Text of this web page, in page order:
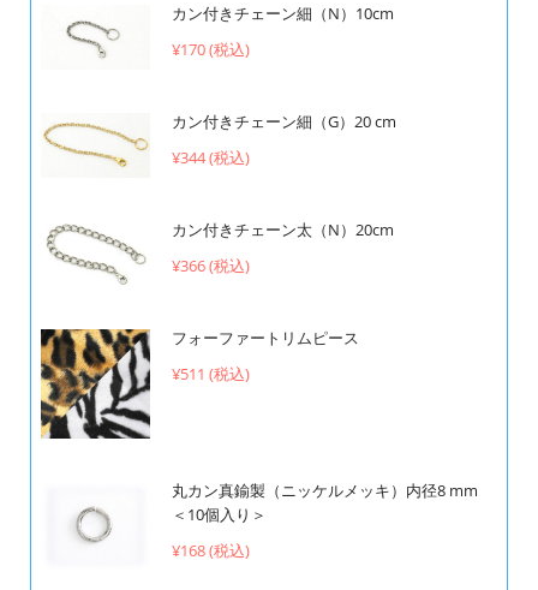
カン付きチェーン細（N）10cm
¥170 (税込)
カン付きチェーン細（G）20 cm
¥344 (税込)
カン付きチェーン太（N）20cm
¥366 (税込)
フォーファートリムピース
¥511 (税込)
丸カン真鍮製（ニッケルメッキ）内径8 mm
＜10個入り＞
¥168 (税込)